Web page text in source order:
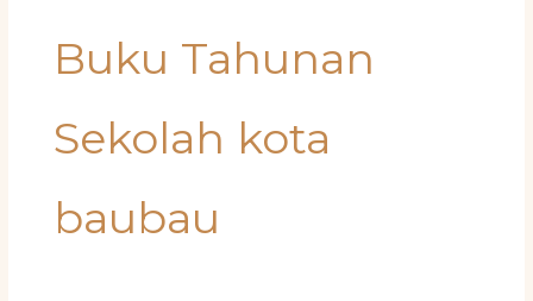
Buku Tahunan
Sekolah kota
baubau